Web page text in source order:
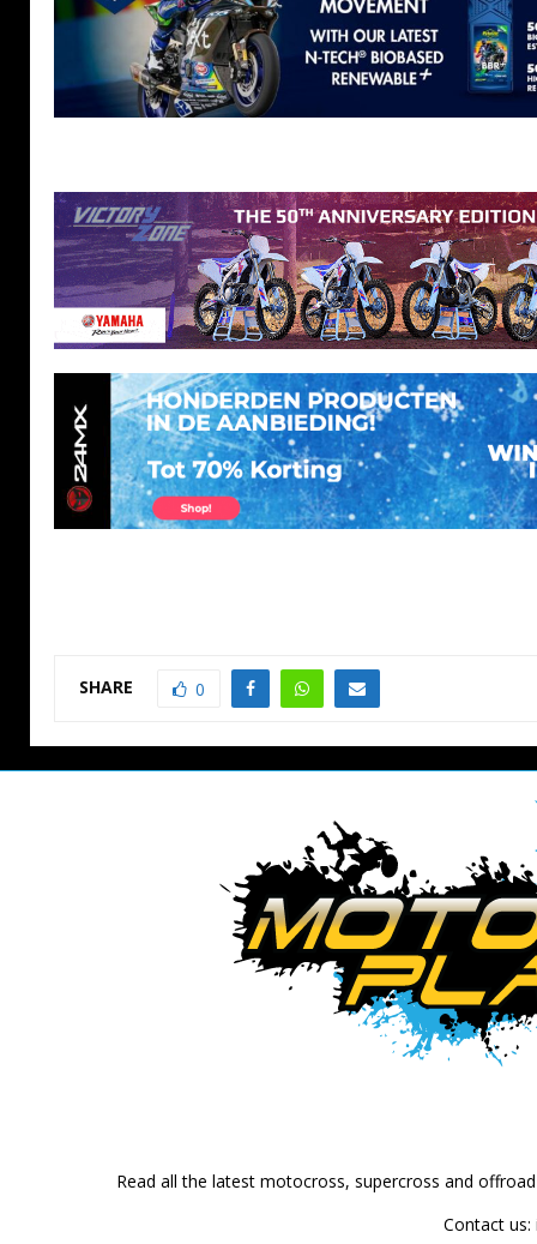
SHARE 0
Read all the latest motocross, supercross and
Contact us: